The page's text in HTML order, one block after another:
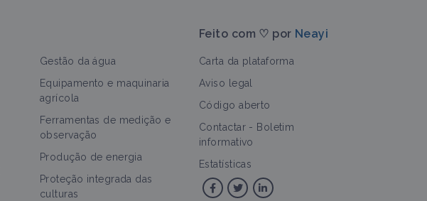
>
Gestão da água
Equipamento e maquinaria
agrícola
Ferramentas de medição e
observação
Produção de energia
Proteção integrada das
culturas
Feito com ♡ por Neayi
Carta da plataforma
Aviso legal
Código aberto
Contactar- Boletim
informativo
Estatísticas